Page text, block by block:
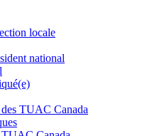
locale
national
TUAC Canada